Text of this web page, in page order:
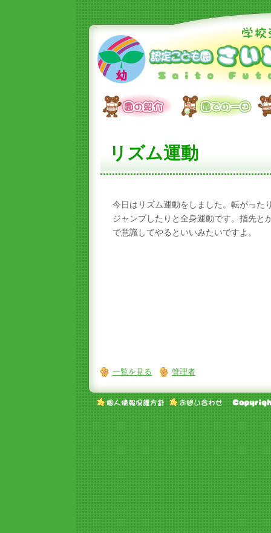
リズム運動
今日はリズム運動をしました。転がった
ジャンプしたりと全身運動です。指先と
で意識してやるといいみたいですよ。
一覧を見る 管理者